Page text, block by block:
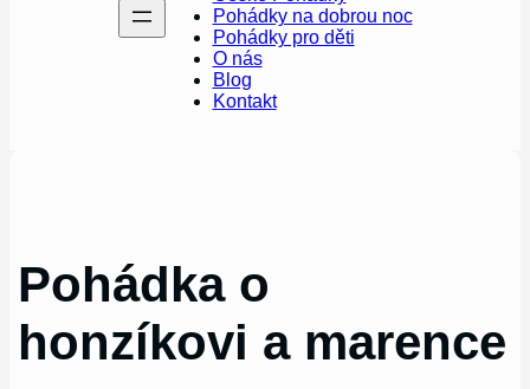
Pohádky na dobrou noc
Pohádky pro děti
O nás
Blog
Kontakt
Pohádka o
honzíkovi a marence